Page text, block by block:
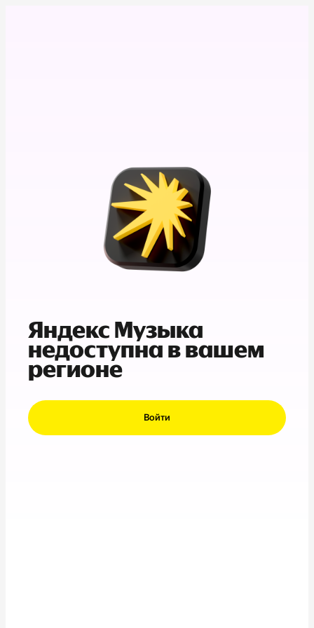
Яндекс Музыка
недоступна в вашем
регионе
Войти